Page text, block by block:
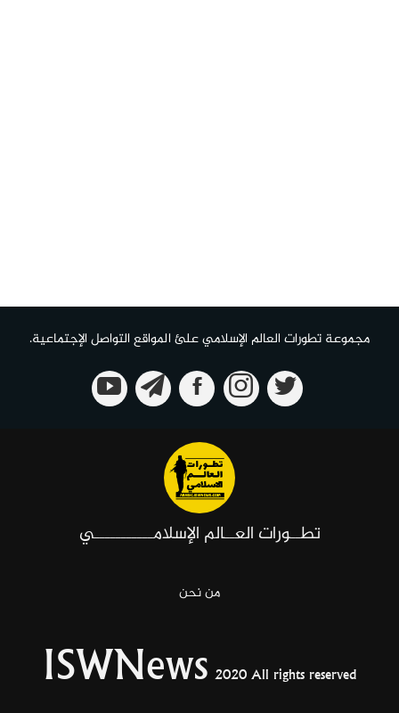
مجموعة تطورات العالم الإسلامي علئ المواقع التواصل الإجتماعية.
تطــورات العــالم الإسلامـــــــــــي
من نحن
ISWNews 2020 All rights reserved